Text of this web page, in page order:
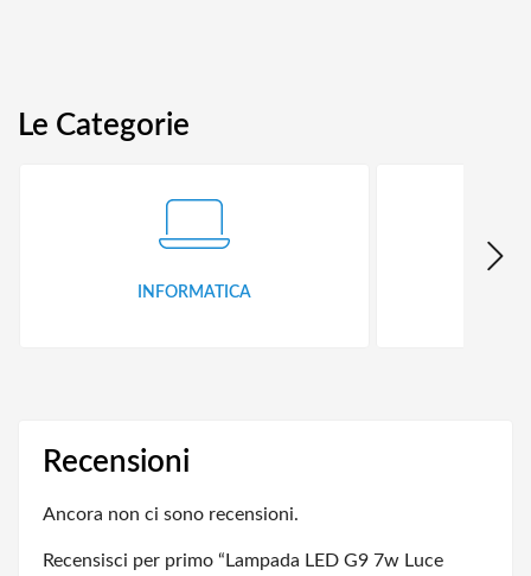
Le Categorie
INFORMATICA
Recensioni
Ancora non ci sono recensioni.
Recensisci per primo “Lampada LED G9 7w Luce